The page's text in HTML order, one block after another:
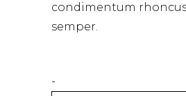
condimentum
semper.
-